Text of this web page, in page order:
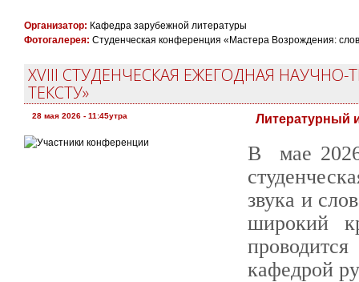
Организатор: Кафедра зарубежной литературы
Фотогалерея: Студенческая конференция «Мастера Возрождения:
XVIII СТУДЕНЧЕСКАЯ ЕЖЕГОДНАЯ
ТЕКСТУ»
28 мая 2026 - 11:45утра Литературный
В мае
звука и
широкий
кафедрой